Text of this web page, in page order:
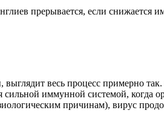
прерывается, если снижается
весь процесс примерно
иммунной системой, когда
причинам), вирус